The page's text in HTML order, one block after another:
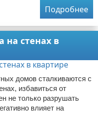
Подробнее
на стенах в
домов сталкиваются с
избавиться от
не только разрушать
влияет на